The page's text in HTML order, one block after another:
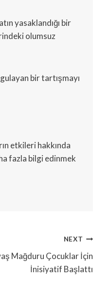
yasaklandığı bir
olumsuz
bir tartışmayı
etkileri hakkında
fazla bilgi edinmek
NEXT
Mağduru Çocuklar İçin
İnisiyatif Başlattı